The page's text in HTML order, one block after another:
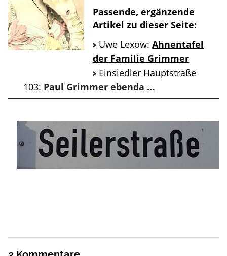
Passende, ergänzende
Artikel zu dieser Seite:
Uwe Lexow:Ahnentafel
der Familie Grimmer
Einsiedler Hauptstraße
103: Paul Grimmer ebenda …